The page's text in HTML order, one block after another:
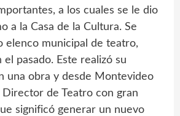
a los cuales se le dio
a la Casa de la Cultura. Se
elenco municipal de teatro,
pasado. Este realizó su
una obra y desde Montevideo
de Teatro con gran
significó generar un nuevo